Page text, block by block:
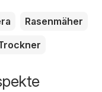
Rasenmäher